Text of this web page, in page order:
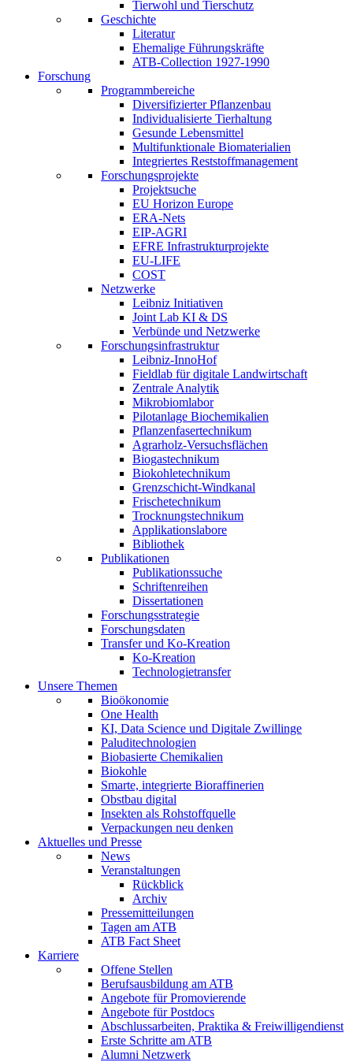
Tierwohl und Tierschutz
Geschichte
Literatur
Ehemalige Führungskräfte
ATB-Collection 1927-1990
Forschung
Programmbereiche
Diversifizierter Pflanzenbau
Individualisierte Tierhaltung
Gesunde Lebensmittel
Multifunktionale Biomaterialien
Integriertes Reststoffmanagement
Forschungsprojekte
Projektsuche
EU Horizon Europe
ERA-Nets
EIP-AGRI
EFRE Infrastrukturprojekte
EU-LIFE
COST
Netzwerke
Leibniz Initiativen
Joint Lab KI & DS
Verbünde und Netzwerke
Forschungsinfrastruktur
Leibniz-InnoHof
Fieldlab für digitale Landwirtschaft
Zentrale Analytik
Mikrobiomlabor
Pilotanlage Biochemikalien
Pflanzenfasertechnikum
Agrarholz-Versuchsflächen
Biogastechnikum
Biokohletechnikum
Grenzschicht-Windkanal
Frischetechnikum
Trocknungstechnikum
Applikationslabore
Bibliothek
Publikationen
Publikationssuche
Schriftenreihen
Dissertationen
Forschungsstrategie
Forschungsdaten
Transfer und Ko-Kreation
Ko-Kreation
Technologietransfer
Unsere Themen
Bioökonomie
One Health
KI, Data Science und Digitale Zwillinge
Paluditechnologien
Biobasierte Chemikalien
Biokohle
Smarte, integrierte Bioraffinerien
Obstbau digital
Insekten als Rohstoffquelle
Verpackungen neu denken
Aktuelles und Presse
News
Veranstaltungen
Rückblick
Archiv
Pressemitteilungen
Tagen am ATB
ATB Fact Sheet
Karriere
Offene Stellen
Berufsausbildung am ATB
Angebote für Promovierende
Angebote für Postdocs
Abschlussarbeiten, Praktika & Freiwilligendienst
Erste Schritte am ATB
Alumni Netzwerk